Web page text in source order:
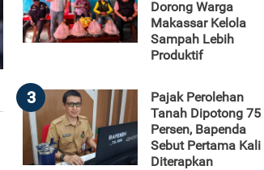
Dorong Warga
Makassar Kelola
Sampah Lebih
Produktif
3
Pajak Perolehan
Tanah Dipotong 75
Persen, Bapenda
Sebut Pertama Kali
Diterapkan